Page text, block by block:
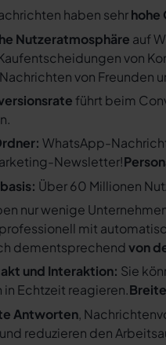
haben sehrhohe
Nutzeratmosphäre auf
von
von
führt beim
WhatsApp-
Newsletter!
Über 60 Millionen
nur wenige
mit
dementsprechendvon
und Interaktion: Sie
Echtzeit reagieren.
Antworten,
reduzieren den